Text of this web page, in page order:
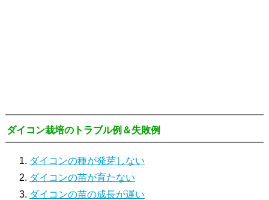
ダイコン栽培のトラブル例＆失敗例
ダイコンの種が発芽しない
ダイコンの苗が育たない
ダイコンの苗の成長が遅い